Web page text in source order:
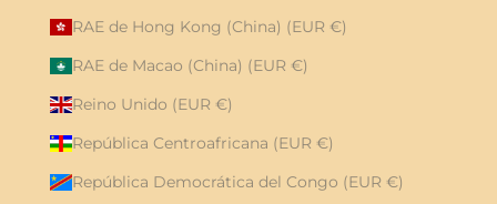
RAE de Hong Kong (China) (EUR €)
RAE de Macao (China) (EUR €)
Reino Unido (EUR €)
República Centroafricana (EUR €)
República Democrática del Congo (EUR €)